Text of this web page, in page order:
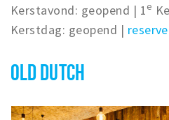
Kerstavond: geopend | 1e
Kerstdag: geopend |
OLD DUTCH